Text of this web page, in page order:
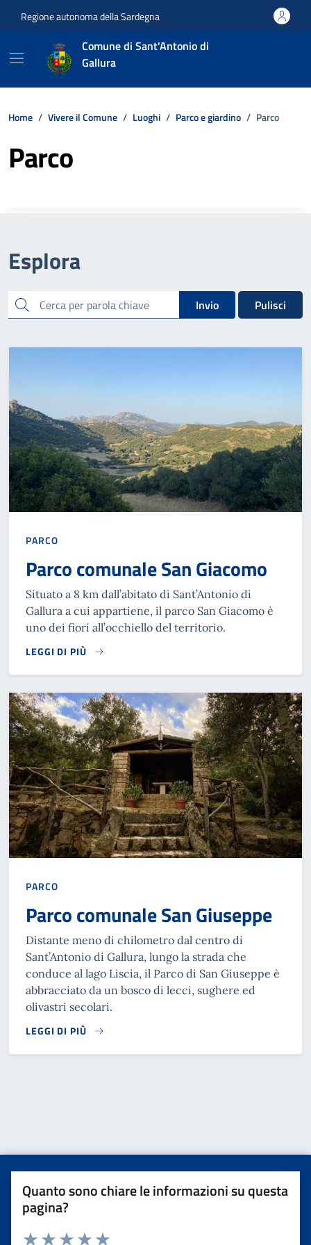
Regione autonoma della Sardegna
Comune di Sant'Antonio di
Gallura
Home Vivere il Comune Luoghi Parco e giardino Parco
Parco
Esplora
cerca Invio Pulisci
PARCO
Parco comunale San Giacomo
Situato a 8 km dall’abitato di Sant’Antonio di
Gallura a cui appartiene, il parco San Giacomo è
uno dei fiori all’occhiello del territorio.
LEGGI DI PIÙ
READ MORE
PARCO
Parco comunale San Giuseppe
Distante meno di chilometro dal centro di
Sant’Antonio di Gallura, lungo la strada che
conduce al lago Liscia, il Parco di San Giuseppe è
abbracciato da un bosco di lecci, sughere ed
olivastri secolari.
LEGGI DI PIÙ
READ MORE
Quanto sono chiare le informazioni su questa
pagina?
Valuta da 1 a 5 stelle la pagina